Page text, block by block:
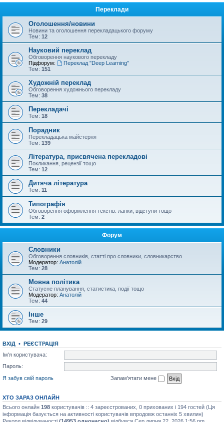
Переклади
Оголошення/новини
Новини та оголошення перекладацького форуму
Тем: 12
Науковий переклад
Обговорення наукового перекладу
Підфорум:
Переклад "Deep Learning"
Тем: 151
Художній переклад
Обговорення художнього перекладу
Тем: 38
Перекладачі
Тем: 18
Порадник
Перекладацька майстерня
Тем: 139
Література, присвячена перекладові
Покликання, рецензії тощо
Тем: 12
Дитяча література
Тем: 11
Типографія
Обговорення оформлення текстів: лапки, відступи тощо
Тем: 2
Форум
Словники
Обговорення словників, статті про словники, словникарство
Модератор: Анатолій
Тем: 28
Мовна політика
Статусне планування, статистика, події тощо
Модератор: Анатолій
Тем: 44
Інше
Тем: 29
ВХІД • РЕЄСТРАЦІЯ
Ім'я користувача:
Пароль:
Я забув свій пароль
Запам'ятати мене
ХТО ЗАРАЗ ОНЛАЙН
Всього онлайн 198 користувачів :: 4 зареєстрованих, 0 прихованих і 194 гостей (Ця
інформація базується на активності користувачів впродовж останніх 5 хвилин)
Рекорд відвідуваності (14953 одночасно) відбувся Сер липня 22, 2026 1:56 pm